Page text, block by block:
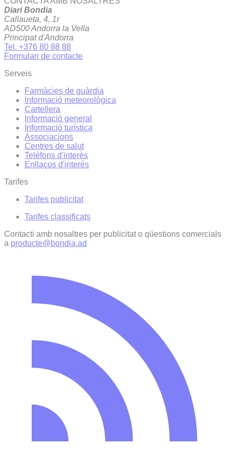
Diari Bondia
Callaueta, 4, 1r
AD500 Andorra la Vella
Principat d'Andorra
Tel. +376 80 88 88
Formulari de contacte
Serveis
Farmàcies de guàrdia
Informació meteorològica
Cartellera
Informació general
Informació turística
Associacions
Centres de salut
Telèfons d'interès
Enllaços d'interés
Tarifes
Tarifes publicitat
Tarifes classificats
Contacti amb nosaltres per publicitat o qüestions comercials
a producte@bondia.ad